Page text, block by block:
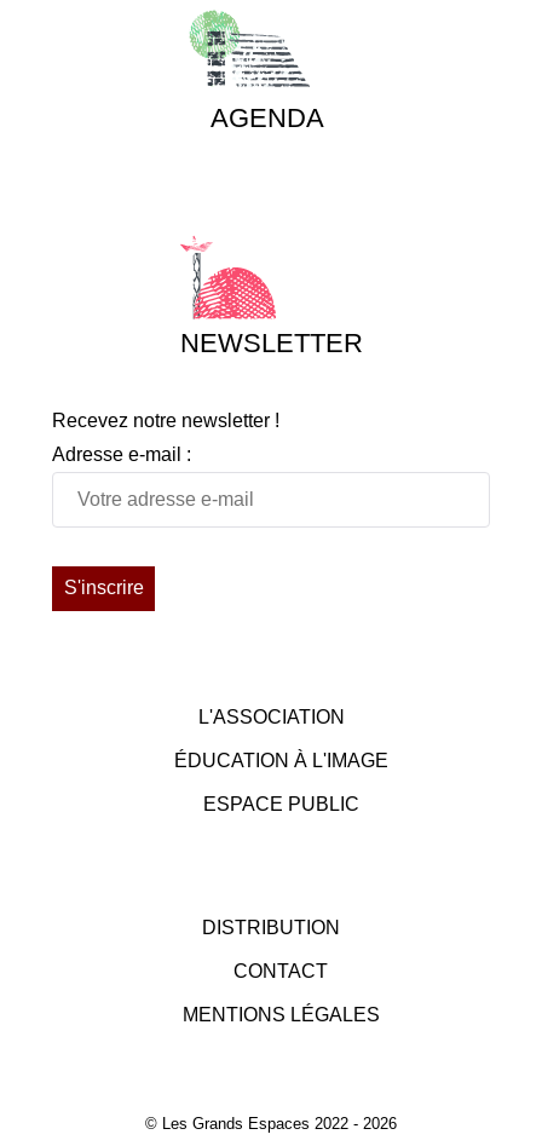
AGENDA
NEWSLETTER
Recevez notre newsletter !
Adresse e-mail :
L'ASSOCIATION
ÉDUCATION À L'IMAGE
ESPACE PUBLIC
DISTRIBUTION
CONTACT
MENTIONS LÉGALES
© Les Grands Espaces 2022 - 2026